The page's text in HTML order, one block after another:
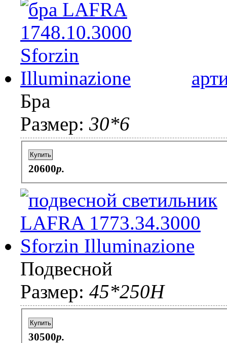
Бра
Размер: 30*6
Купить
20600p.
Подвесной
Размер: 45*250H
Купить
30500p.